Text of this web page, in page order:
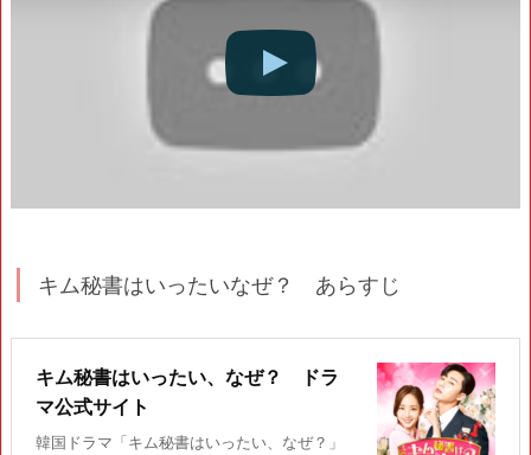
キム秘書はいったいなぜ？ あらすじ
キム秘書はいったい、なぜ？ ドラ
マ公式サイト
韓国ドラマ「キム秘書はいったい、なぜ？」